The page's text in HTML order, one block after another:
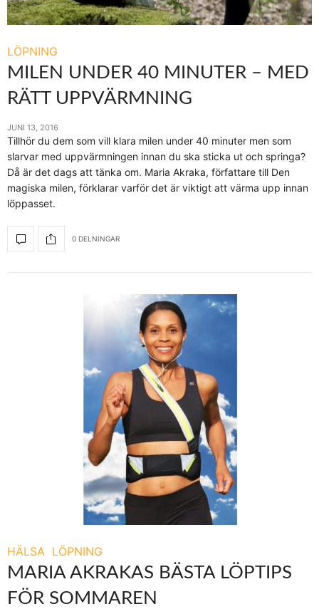
LÖPNING
MILEN UNDER 40 MINUTER – MED
RÄTT UPPVÄRMNING
JUNI 13, 2016
Tillhör du dem som vill klara milen under 40 minuter men som
slarvar med uppvärmningen innan du ska sticka ut och springa?
Då är det dags att tänka om. Maria Akraka, författare till Den
magiska milen, förklarar varför det är viktigt att värma upp innan
löppasset.
0 DELNINGAR
HÄLSA LÖPNING
MARIA AKRAKAS BÄSTA LÖPTIPS
FÖR SOMMAREN